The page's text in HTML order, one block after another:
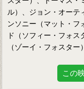
ル）、ジョン・オーテ
ンソニー（マット・フ
ド（ソフィー・フォ
（ゾーイ・フォスター
この